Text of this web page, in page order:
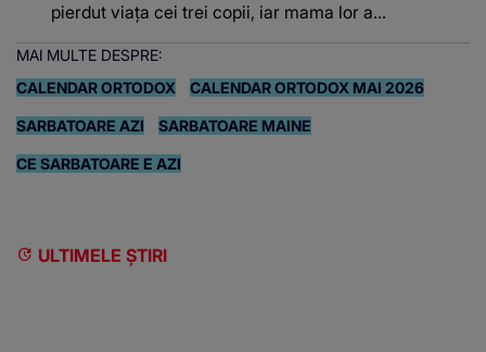
pierdut viața cei trei copii, iar mama lor a…
MAI MULTE DESPRE:
CALENDAR ORTODOX
CALENDAR ORTODOX MAI 2026
SARBATOARE AZI SARBATOARE MAINE
CE SARBATOARE E AZI
ULTIMELE ȘTIRI